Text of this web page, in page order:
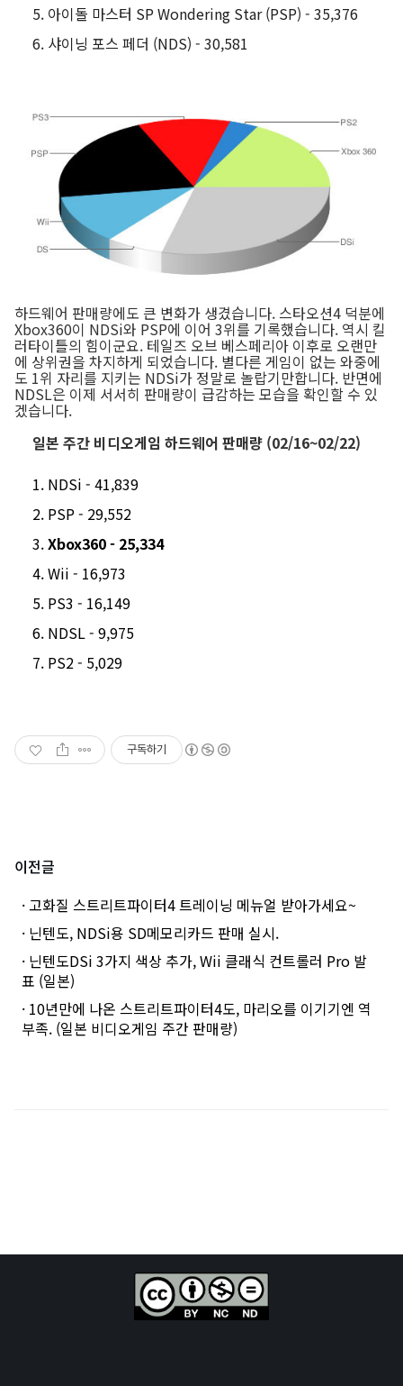
아이돌 마스터 SP Wondering Star (PSP) - 35,376
샤이닝 포스 페더 (NDS) - 30,581
하드웨어 판매량에도 큰 변화가 생겼습니다. 스타오션4 덕분에
Xbox360이 NDSi와 PSP에 이어 3위를 기록했습니다. 역시 킬
러타이틀의 힘이군요. 테일즈 오브 베스페리아 이후로 오랜만
에 상위권을 차지하게 되었습니다. 별다른 게임이 없는 와중에
도 1위 자리를 지키는 NDSi가 정말로 놀랍기만합니다. 반면에
NDSL은 이제 서서히 판매량이 급감하는 모습을 확인할 수 있
겠습니다.
일본 주간 비디오게임 하드웨어 판매량 (02/16~02/22)
NDSi - 41,839
PSP - 29,552
Xbox360 - 25,334
Wii - 16,973
PS3 - 16,149
NDSL - 9,975
PS2 - 5,029
구독하기
이전글
· 고화질 스트리트파이터4 트레이닝 메뉴얼 받아가세요~
· 닌텐도, NDSi용 SD메모리카드 판매 실시.
· 닌텐도DSi 3가지 색상 추가, Wii 클래식 컨트롤러 Pro 발
표 (일본)
· 10년만에 나온 스트리트파이터4도, 마리오를 이기기엔 역
부족. (일본 비디오게임 주간 판매량)